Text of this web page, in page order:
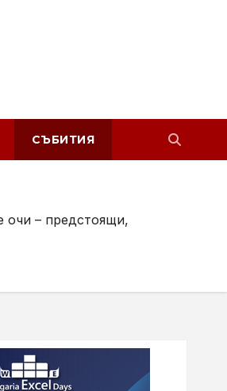
СЪБИТИЯ
очи – предстоящи,